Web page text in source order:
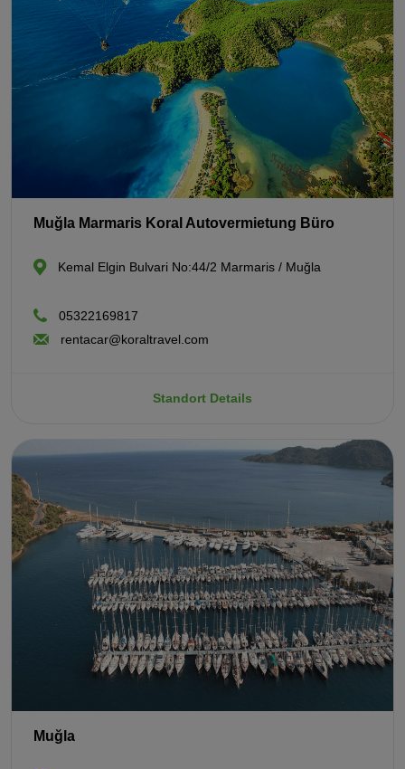
Muğla Marmaris Koral Autovermietung Büro
Kemal Elgin Bulvari No:44/2 Marmaris / Muğla
05322169817
rentacar@koraltravel.com
Standort Details
Muğla